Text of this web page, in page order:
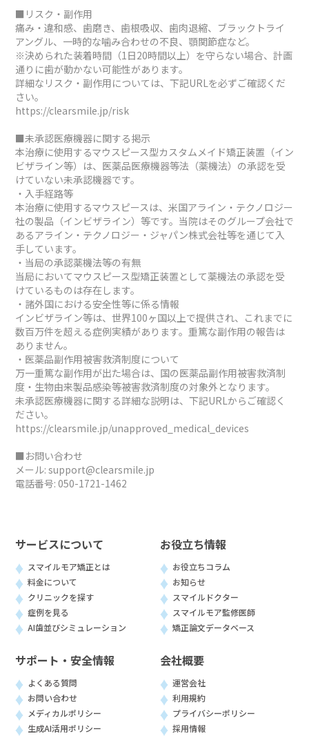
■リスク・副作用
痛み・違和感、歯磨き、歯根吸収、歯肉退縮、ブラックトライ
アングル、一時的な噛み合わせの不良、顎関節症など。
※決められた装着時間（1日20時間以上）を守らない場合、計画
通りに歯が動かない可能性があります。
詳細なリスク・副作用については、下記URLを必ずご確認くだ
さい。
https://clearsmile.jp/risk
■未承認医療機器に関する掲示
本治療に使用するマウスピース型カスタムメイド矯正装置（イン
ビザライン等）は、医薬品医療機器等法（薬機法）の承認を受
けていない未承認機器です。
・入手経路等
本治療に使用するマウスピースは、米国アライン・テクノロジー
社の製品（インビザライン）等です。当院はそのグループ会社で
あるアライン・テクノロジー・ジャパン株式会社等を通じて入
手しています。
・当局の承認薬機法等の有無
当局においてマウスピース型矯正装置として薬機法の承認を受
けているものは存在します。
・諸外国における安全性等に係る情報
インビザライン等は、世界100ヶ国以上で提供され、これまでに
数百万件を超える症例実績があります。重篤な副作用の報告は
ありません。
・医薬品副作用被害救済制度について
万一重篤な副作用が出た場合は、国の医薬品副作用被害救済制
度・生物由来製品感染等被害救済制度の対象外となります。
未承認医療機器に関する詳細な説明は、下記URLからご確認く
ださい。
https://clearsmile.jp/unapproved_medical_devices
■お問い合わせ
メール: support@clearsmile.jp
電話番号: 050-1721-1462
サービスについて
スマイルモア矯正とは
料金について
クリニックを探す
症例を見る
AI歯並びシミュレーション
お役立ち情報
お役立ちコラム
お知らせ
スマイルドクター
スマイルモア監修医師
矯正論文データベース
サポート・安全情報
よくある質問
お問い合わせ
メディカルポリシー
生成AI活用ポリシー
会社概要
運営会社
利用規約
プライバシーポリシー
採用情報